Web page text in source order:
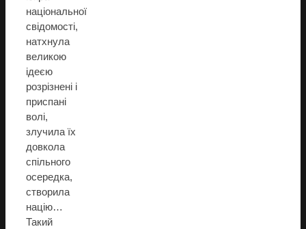
національної
свідомості,
натхнула
великою
ідеєю
розрізнені і
приспані
волі,
злучила їх
довкола
спільного
осередка,
створила
націю…
Такий